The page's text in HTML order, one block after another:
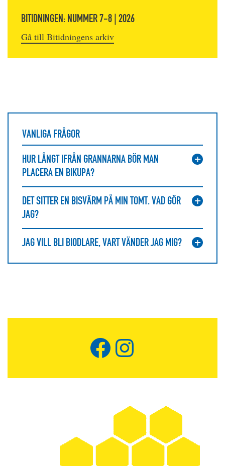
BITIDNINGEN: NUMMER 7-8 | 2026
Gå till Bitidningens arkiv
VANLIGA FRÅGOR
HUR LÅNGT IFRÅN GRANNARNA BÖR MAN
PLACERA EN BIKUPA?
DET SITTER EN BISVÄRM PÅ MIN TOMT. VAD GÖR
JAG?
JAG VILL BLI BIODLARE, VART VÄNDER JAG MIG?
Facebook
Instagram